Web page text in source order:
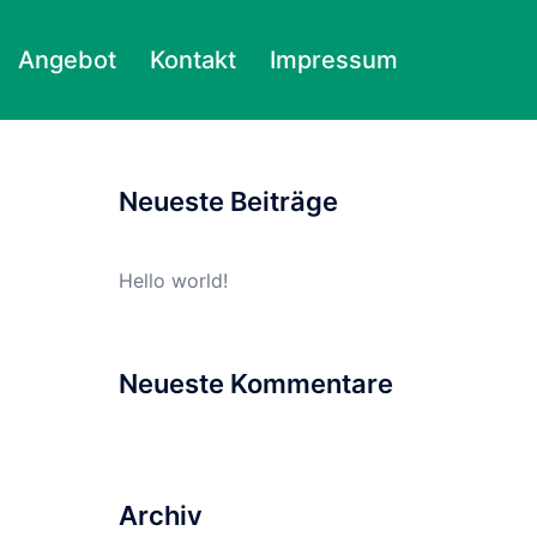
Angebot Kontakt Impressum
Suchen
Neueste Beiträge
Hello world!
Neueste Kommentare
Archiv